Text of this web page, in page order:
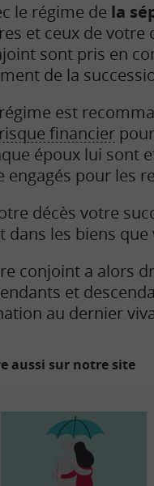
le régime de la
et ceux de votre
sont pris en
de la
est
risque financier
époux lui sont
engagés pour les
décès votre
dans les biens
conjoint a alors
et
au dernier
aussi sur notre site